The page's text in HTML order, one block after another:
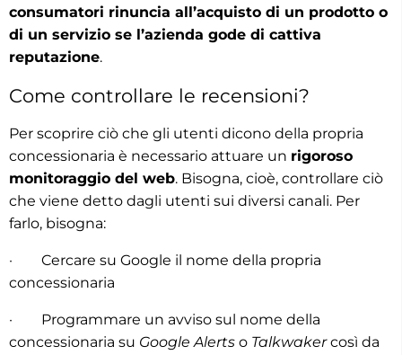
consumatori rinuncia all’acquisto di un prodotto o
di un servizio se l’azienda gode di cattiva
reputazione.
Come controllare le recensioni?
Per scoprire ciò che gli utenti dicono della propria
concessionaria è necessario attuare un rigoroso
monitoraggio del web. Bisogna, cioè, controllare ciò
che viene detto dagli utenti sui diversi canali. Per
farlo, bisogna:
· Cercare su Google il nome della propria
concessionaria
· Programmare un avviso sul nome della
concessionaria su Google Alerts o Talkwakercosì da